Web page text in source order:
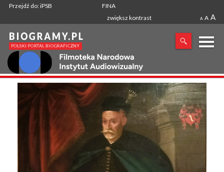
Przejdź do: iPSB
FINA
zwiększ kontrast
A A A
X
SZUKANA FRAZA